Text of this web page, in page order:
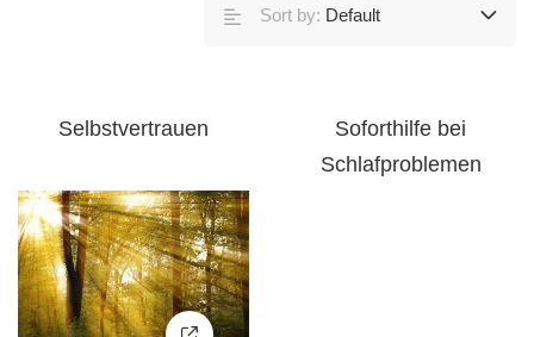
Sort by: Default
Selbstvertrauen
Soforthilfe bei
Schlafproblemen